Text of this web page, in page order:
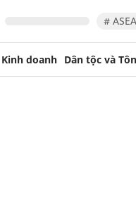
#
Kinh doanh Dân tộc và